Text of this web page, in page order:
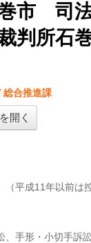
巻市 司
判所石
総合推進課
開く
平成11年以前は
手形・小切手訴